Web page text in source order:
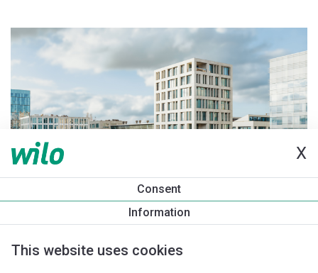
X
Consent
Information
This website uses cookies